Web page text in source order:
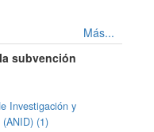
Más...
subvención
Investigación y
(1)